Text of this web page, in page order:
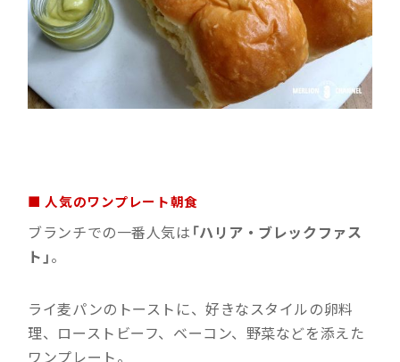
■ 人気のワンプレート朝食
ブランチでの一番人気は 「ハリア・ブレックファス
ト」。
ライ麦パンのトーストに、好きなスタイルの卵料
理、ローストビーフ、ベーコン、野菜などを添えた
ワンプレート。